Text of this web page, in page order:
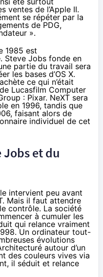
ventes de l’Apple II.
se répéter par la
de PDG,
».
1985 est
Steve Jobs fonde en
partie du travail sera
les bases d’OS X.
ce qui n’était
Lucasfilm Computer
: Pixar. NeXT sera
en 1996, tandis que
faisant alors de
individuel de cet
Jobs et du
intervient peu avant
Mais il faut attendre
contrôle. La société
à cumuler les
qui relance vraiment
Un ordinateur tout-
évolutions
autour d’un
des couleurs vives via
il séduit et relance